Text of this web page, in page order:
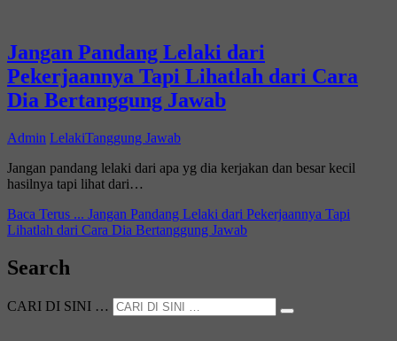
Jangan Pandang Lelaki dari
Pekerjaannya Tapi Lihatlah dari Cara
Dia Bertanggung Jawab
Admin LelakiTanggung Jawab
Jangan pandang lelaki dari apa yg dia kerjakan dan besar kecil
hasilnya tapi lihat dari…
Baca Terus ... Jangan Pandang Lelaki dari Pekerjaannya Tapi
Lihatlah dari Cara Dia Bertanggung Jawab
Search
CARI DI SINI …